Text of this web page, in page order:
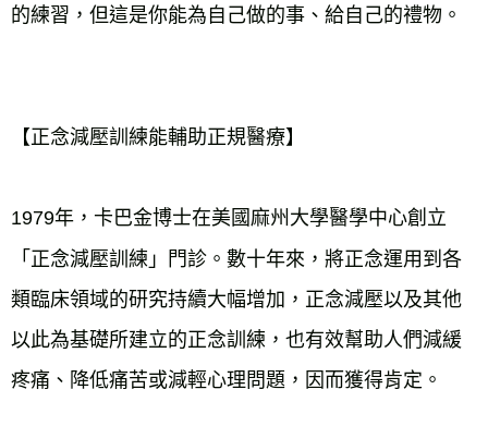
的練習，但這是你能為自己做的事、給自己的禮物。
【正念減壓訓練能輔助正規醫療】
1979年，卡巴金博士在美國麻州大學醫學中心創立
「正念減壓訓練」門診。數十年來，將正念運用到各
類臨床領域的研究持續大幅增加，正念減壓以及其他
以此為基礎所建立的正念訓練，也有效幫助人們減緩
疼痛、降低痛苦或減輕心理問題，因而獲得肯定。